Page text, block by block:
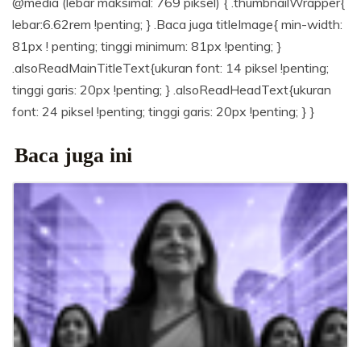
lebar:6.62rem !penting; } .Baca juga titleImage{ min-width:
81px ! penting; tinggi minimum: 81px !penting; }
.alsoReadMainTitleText{ukuran font: 14 piksel !penting;
tinggi garis: 20px !penting; } .alsoReadHeadText{ukuran
font: 24 piksel !penting; tinggi garis: 20px !penting; } }
Baca juga ini